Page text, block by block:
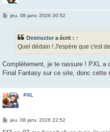
Mjeu. 08 janv. 2026 20:52
Destructor a écrit : ↑
Quel dédain ! J'espère que c'est
Complètement, je te rassure ! PXL a
Final Fantasy sur ce site, donc cette
PXL
Mjeu. 08 janv. 2026 22:52